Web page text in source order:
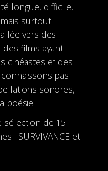
longue, difficile,
surtout
vers des
films ayant
cinéastes et des
pas
sonores,
poésie.
sélection de 15
: SURVIVANCE et